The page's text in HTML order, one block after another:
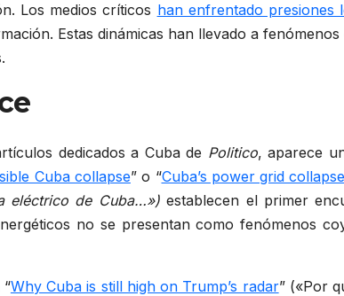
Los medios críticos han enfrentado presiones
Estas dinámicas han llevado a
dedicados a Cuba de Politico, aparece
Cuba collapse” o “Cuba’s power grid
eléctrico de Cuba…»)establecen el primer
no se presentan como fenómenos
Why Cuba is still high on Trump’s radar” («Por